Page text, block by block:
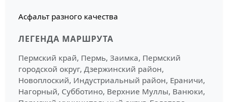
Асфальт разного качества
ЛЕГЕНДА МАРШРУТА
Пермский край, Пермь, Заимка, Пермский
городской округ, Дзержинский район,
Новоплоский, Индустриальный район, Ераничи,
Нагорный, Субботино, Верхние Муллы, Ванюки,